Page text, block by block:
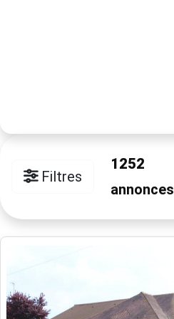
Filtres
1252
annonces